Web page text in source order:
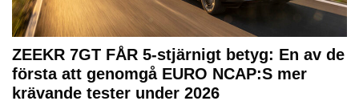
ZEEKR 7GT FÅR 5-stjärnigt betyg: En av de
första att genomgå EURO NCAP:S mer
krävande tester under 2026